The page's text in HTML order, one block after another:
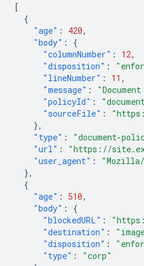
[
{
"age" : 420,
"body" :
{
"columnNumber" : 12,
"disposition" :
"lineNumber" : 11 ,
"message" :
"policyId" :
"sourceFile" :
},
"type" : "document-
"url" : "https://
"user_agent" :
},
{
"age" : 510,
"body" :
{
"blockedURL" :
"destination" :
"disposition" :
"type" :
"corp"